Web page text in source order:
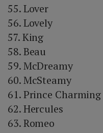
55. Lover
56. Lovely
57. King
58. Beau
59. McDreamy
60. McSteamy
61. Prince Charming
62. Hercules
63. Romeo